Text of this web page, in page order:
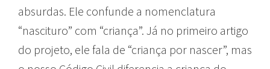
absurdas. Ele confunde a nomenclatura
“nascituro” com “criança”. Já no primeiro artigo
do projeto, ele fala de “criança por nascer”, mas